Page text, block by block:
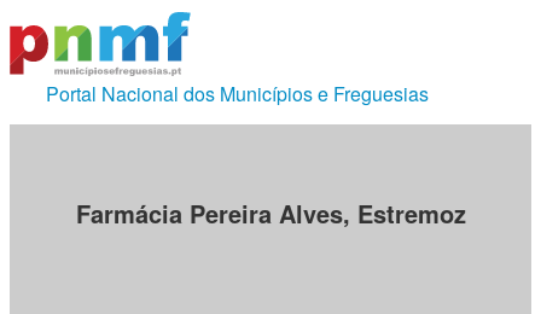
Portal Nacional dos Municípios e Freguesias
Farmácia Pereira Alves, Estremoz